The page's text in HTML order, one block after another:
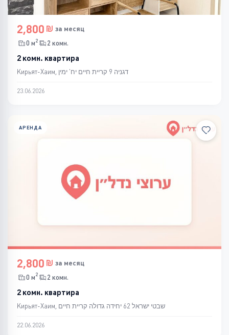
2,800
за месяц
0 м2 2 комн.
2 комн. квартира
Кирьят-Хаим, דגניה 9 קריית חיים יח' ימין
23.06.2026
АРЕНДА
2,800
за месяц
0 м2 2 комн.
2 комн. квартира
Кирьят-Хаим, שבטי ישראל 62 יחידה גדולה קריית חיים
22.06.2026